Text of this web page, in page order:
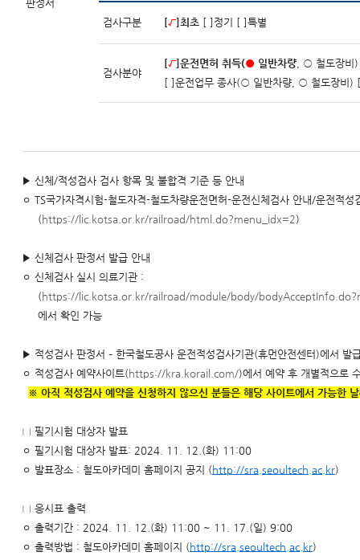
판정서
검사구분
[√]최초[ ]정기 [ ]특별
검사분야
[√]운전면허 취득(● 일반차량, ○ 철도장비)
[ ]운전업무 종사(○ 일반차량, ○ 철도장비)
▶ 신체/적성검사 검사 항목 및 불합격 기준 등 안내
ㅇ TS국가자격시험-철도자격-철도차량운전면허-운전신체검사 안내/운전적성
(https://lic.kotsa.or.kr/railroad/html.do?menu_idx=2)
▶ 신체검사 판정서 발급 안내
ㅇ 신체검사 실시 의료기관 :
(https://lic.kotsa.or.kr/railroad/module/body/
에서 확인 가능
▶ 적성검사 판정서 – 한국철도공사 운전적성검사기관(휴먼안전센터)에서 발
ㅇ 적성검사 예약사이트(https://kra.korail.com/)에서 예약 후 개별적으로
※ 아직 적성검사 예약을 신청하지 않으신 분들은 해당 사이트에서 가능한
□ 필기시험 대상자 발표
ㅇ 필기시험 대상자 발표: 2024. 11. 12.(화) 11:00
ㅇ 발표장소 : 철도아카데미 홈페이지 공지 (http://sra.seoultech.ac.kr)
□ 응시표 출력
ㅇ 출력기간 : 2024. 11. 12.(화) 11:00 ~ 11. 17.(일) 9:00
ㅇ 출력방법 : 철도아카데미 홈페이지 (http://sra.seoultech.ac.kr)